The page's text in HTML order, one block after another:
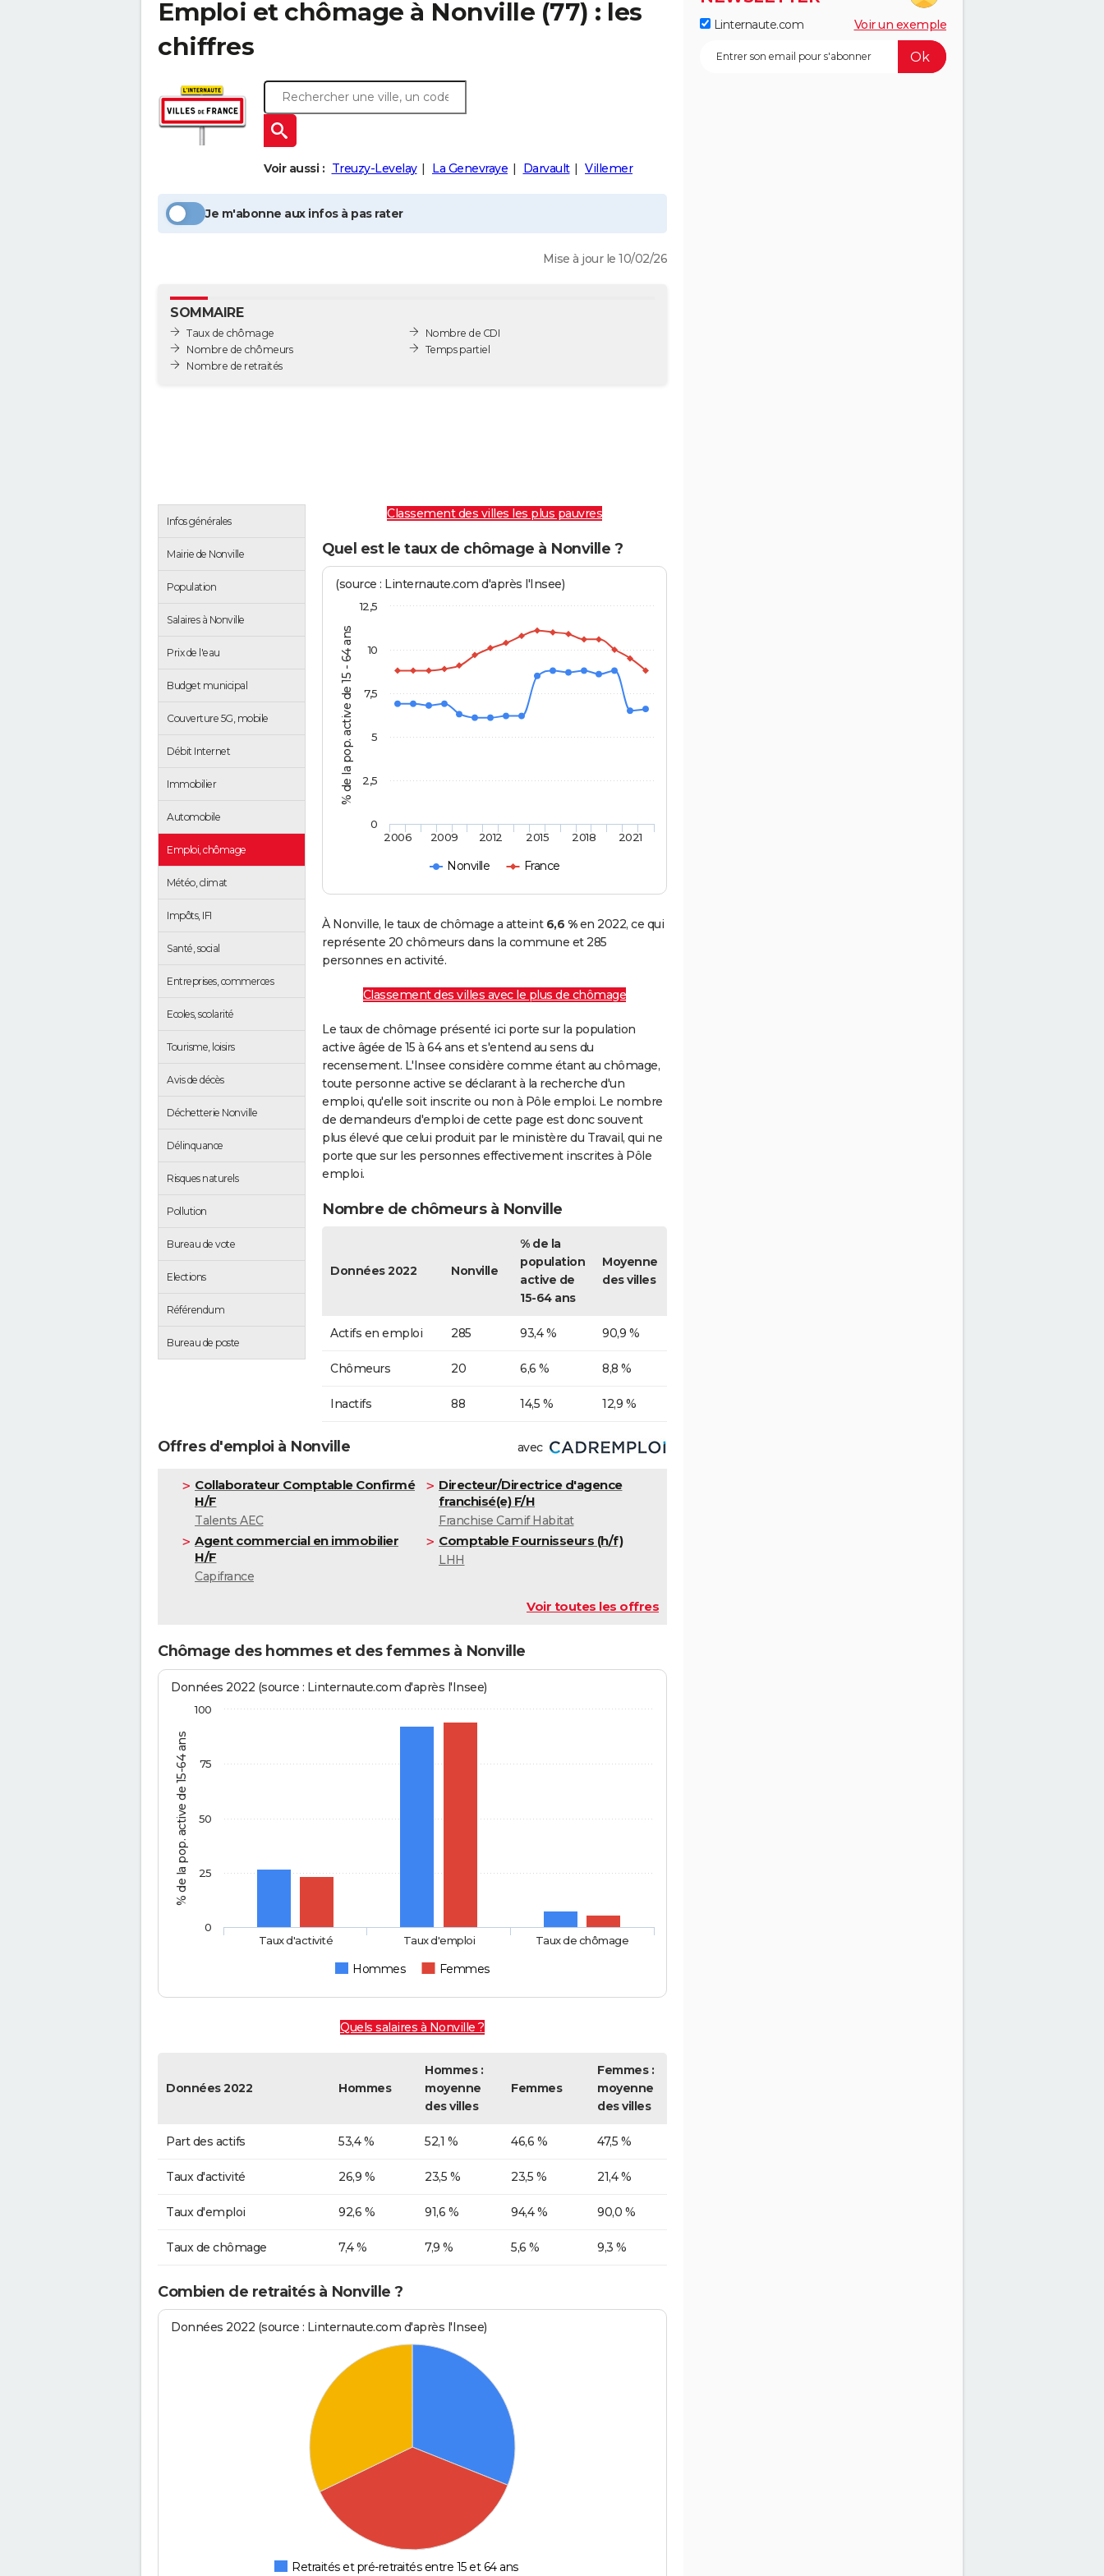
Emploi et chômage à Nonville (77) : les
chiffres
Voir aussi : Treuzy-Levelay La Genevraye Darvault Villemer
Je m'abonne aux infos à pas rater
Mise à jour le 10/02/26
SOMMAIRE
Taux de chômage
Nombre de chômeurs
Nombre de retraités
Nombre de CDI
Temps partiel
Infos générales
Mairie de Nonville
Population
Salaires à Nonville
Prix de l'eau
Budget municipal
Couverture 5G, mobile
Débit Internet
Immobilier
Automobile
Emploi, chômage
Météo, climat
Impôts, IFI
Santé, social
Entreprises, commerces
Ecoles, scolarité
Tourisme, loisirs
Avis de décès
Déchetterie Nonville
Délinquance
Risques naturels
Pollution
Bureau de vote
Elections
Référendum
Bureau de poste
Classement des villes les plus pauvres
Quel est le taux de chômage à Nonville ?
% de la pop. active de 15 - 64 ans
(source : Linternaute.com d'après l'Insee)
Nonville France
2006 2009 2012 2015 2018 2021
0
2,5
5
7,5
10
12,5
À Nonville, le taux de chômage a atteint 6,6 %en 2022, ce qui
représente 20 chômeurs dans la commune et 285
personnes en activité.
Classement des villes avec le plus de chômage
Le taux de chômage présenté ici porte sur la population
active âgée de 15 à 64 ans et s'entend au sens du
recensement. L'Insee considère comme étant au chômage,
toute personne active se déclarant à la recherche d'un
emploi, qu'elle soit inscrite ou non à Pôle emploi. Le nombre
de demandeurs d'emploi de cette page est donc souvent
plus élevé que celui produit par le ministère du Travail, qui ne
porte que sur les personnes effectivement inscrites à Pôle
emploi.
Nombre de chômeurs à Nonville
Données 2022 Nonville
% de la
population
active de
15-64 ans
Moyenne
des villes
Actifs en emploi 285 93,4 % 90,9 %
Chômeurs 20 6,6 % 8,8 %
Inactifs 88 14,5 % 12,9 %
Offres d'emploi à Nonville avec
Collaborateur Comptable Confirmé
H/F
Talents AEC
Agent commercial en immobilier
H/F
Capifrance
Directeur/Directrice d'agence
franchisé(e) F/H
Franchise Camif Habitat
Comptable Fournisseurs (h/f)
LHH
Voir toutes les offres
Chômage des hommes et des femmes à Nonville
% de la pop. active de 15-64 ans
Données 2022 (source : Linternaute.com d'après l'Insee)
Hommes Femmes
Taux d'activité Taux d'emploi Taux de chômage
0
25
50
75
100
Quels salaires à Nonville ?
Données 2022 Hommes
Hommes :
moyenne
des villes
Femmes
Femmes :
moyenne
des villes
Part des actifs 53,4 % 52,1 % 46,6 % 47,5 %
Taux d'activité 26,9 % 23,5 % 23,5 % 21,4 %
Taux d'emploi 92,6 % 91,6 % 94,4 % 90,0 %
Taux de chômage 7,4 % 7,9 % 5,6 % 9,3 %
Combien de retraités à Nonville ?
Données 2022 (source : Linternaute.com d'après l'Insee)
Retraités et pré-retraités entre 15 et 64 ans
Linternaute.com Voir un exemple